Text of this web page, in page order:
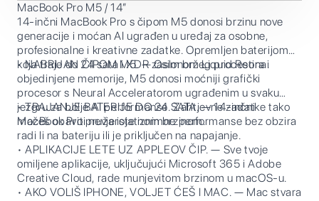
MacBook Pro M5 / 14”
14-inčni MacBook Pro s čipom M5 donosi brzinu nove
generacije i moćan AI ugrađen u uređaj za osobne,
profesionalne i kreativne zadatke. Opremljen baterijom
koja traje do 24 sata i XDR zaslonom Liquid Retina.
• NABRIJAN ČIPOM M5. — Osim bržeg procesora i
objedinjene memorije, M5 donosi moćniji grafički
procesor s Neural Acceleratorom ugrađenim u svaku
jezgru za bolje AI performanse. Zahtjevne zadatke tako
možeš obaviti nevjerojatnom brzinom.
• TRAJANJE BATERIJE DO 24 SATA. — 14-inčni
MacBook Pro pruža iste iznimne performanse bez obzira
radi li na bateriju ili je priključen na napajanje.
• APLIKACIJE LETE UZ APPLEOV ČIP. — Sve tvoje
omiljene aplikacije, uključujući Microsoft 365 i Adobe
Creative Cloud, rade munjevitom brzinom u macOS-u.
• AKO VOLIŠ IPHONE, VOLJET ĆEŠ I MAC. — Mac stvara